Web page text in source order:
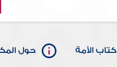
كتاب الأمة حول